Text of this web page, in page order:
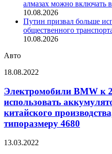
алмазах можно включать
10.08.2026
Путин призвал больше
общественного
10.08.2026
Авто
Электромобили
к
2025
году
начнут
использовать
ячейки
18.08.2022
Электромобили BMW к
использовать
китайского
типоразмеру 4680
Tesla
13.03.2022